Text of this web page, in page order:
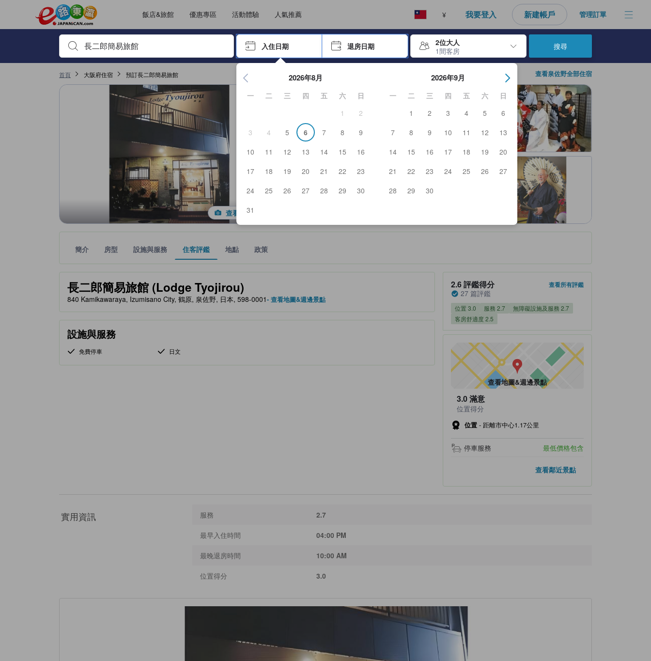
飯店&旅館 優惠專區 活動體驗 人氣推薦 ¥ 我要登入 新建帳戶 管理訂單
輸入住宿名稱或關鍵字查詢，使用上下鍵或Tab鍵移動，並按「Enter」來選擇
入住日期 退房日期
2位大人
1間客房
按Enter鍵開始在日期選擇器中查看。使用方向鍵瀏覽入住和退房日期。使用Enter鍵選擇日期後，將選擇入住日期。重複相同方法以選擇
2026年8月
一 二 三 四 五 六
日
1
2
3
4 5 6 7 8
9
10
11 12 13 14 15
16
17
18 19 20 21 22
23
24
25 26 27 28 29
30
31
2026年9月
一 二 三 四 五 六
日
1
2 3 4 5
6
7
8 9 10 11 12
13
14
15 16 17 18 19
20
21
22 23 24 25 26
27
28
29 30
搜尋
首頁 大阪府住宿 預訂長二郎簡易旅館 查看泉佐野全部住宿
查看所有照片
簡介 房型 設施與服務 住客評鑑 地點 政策
長二郎簡易旅館 (Lodge Tyojirou)
tooltip
黃金星等由本站合作夥伴提供，可作為您判斷舒適度、設施與服務項目的參考指標
840 Kamikawaraya, Izumisano City, 鶴原, 泉佐野, 日本, 598-0001- 查看地圖&週邊景點
設施與服務
免費停車 日文
住宿評鑑分數2.6（總分5分） 評鑑得分 27 篇評鑑
2.6評鑑得分
27 篇評鑑
查看所有評鑑
位置 3.0 服務 2.7
無障礙設施及服務 2.7
客房舒適度 2.5
查看地圖&週邊景點
3.0滿意
位置得分
位置 - 距離市中心1.17公里
停車服務 最低價格包含
查看鄰近景點
實用資訊 服務 2.7
最早入住時間 04:00 PM
最晚退房時間 10:00 AM
位置得分 3.0
JAPANiCAN的每一篇住宿評鑑都是由真實住客在退房後才遞交上傳，我們堅持提供客觀公正的住宿評鑑，確保資訊的可靠性、可信度以及真實性，進而做為每個人的最佳訂房參考，幫助所有人能快速找到符合需求的住
位置得分3分（滿分5），且在泉佐野表現高分
服務得分2.7分（滿分5），且在泉佐野表現高分
無障礙設施及服務得分2.7分（滿分5），且在泉佐野表現高分
客房舒適度得分2.5分（滿分5），且在泉佐野表現高分